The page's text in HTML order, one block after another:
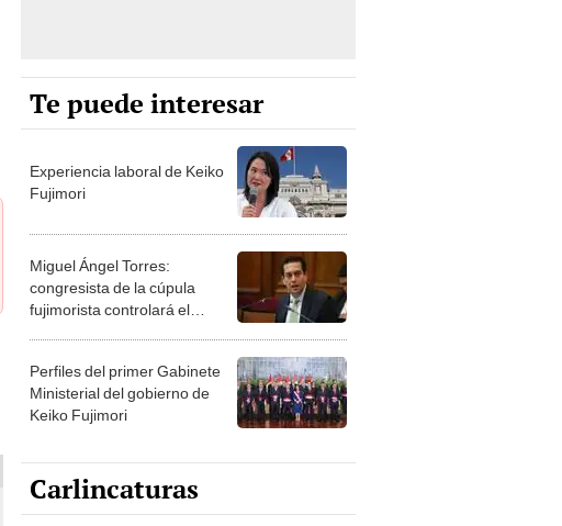
Te puede interesar
Experiencia laboral de Keiko
Fujimori
Miguel Ángel Torres:
congresista de la cúpula
fujimorista controlará el
Perfiles del primer Gabinete
Ministerial del gobierno de
Keiko Fujimori
Carlincaturas